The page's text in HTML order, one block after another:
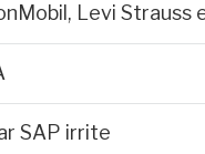
Levi
SAP irrite